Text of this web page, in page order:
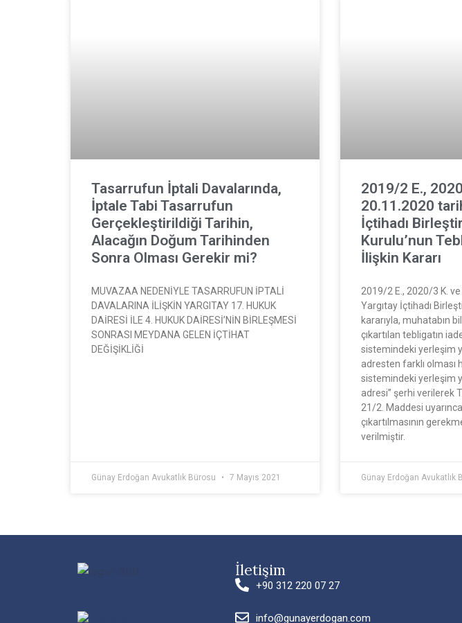
Tasarrufun İptali Davalarında,
İptale Tabi Tasarrufun
Gerçekleştirildiği Tarihin,
Alacağın Doğum Tarihinden
Sonra Olması Gerekir mi?
MUVAZAA NEDENİYLE TASARRUFUN İPTALİ
DAVALARINA İLİŞKİN YARGITAY 17. HUKUK
DAİRESİ İLE 4. HUKUK DAİRESİ’NİN BİRLEŞMESİ
SONRASI MEYDANA GELEN İÇTİHAT
DEĞİŞİKLİĞİ
Günay Erdoğan Avukatlık Bürosu 7 Mayıs 2021
2019/2 E.,
20.11.2020
İçtihadı
Kurulu’nun
İlişkin Kararı
2019/2 E., 2020/3 K.
Yargıtay İçtihadı
kararıyla, muhatabın
çıkartılan tebligatın
sistemindeki yerleşim
adresten farklı olması
sistemindeki yerleşim
adresi’’ şerhi verilerek
21/2. Maddesi
çıkartılmasının
verilmiştir.
Günay Erdoğan Avukatlık
İletişim
+90 312 220 07 27
info@gunayerdogan.com